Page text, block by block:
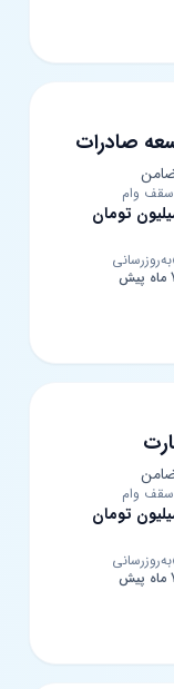
صادرات
سقف وام
به‌روزرسانی
سقف وام
به‌روزرسانی